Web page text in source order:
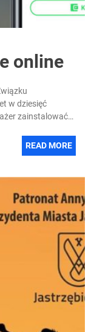
online
w dziesięć
zainstalować
READ MORE